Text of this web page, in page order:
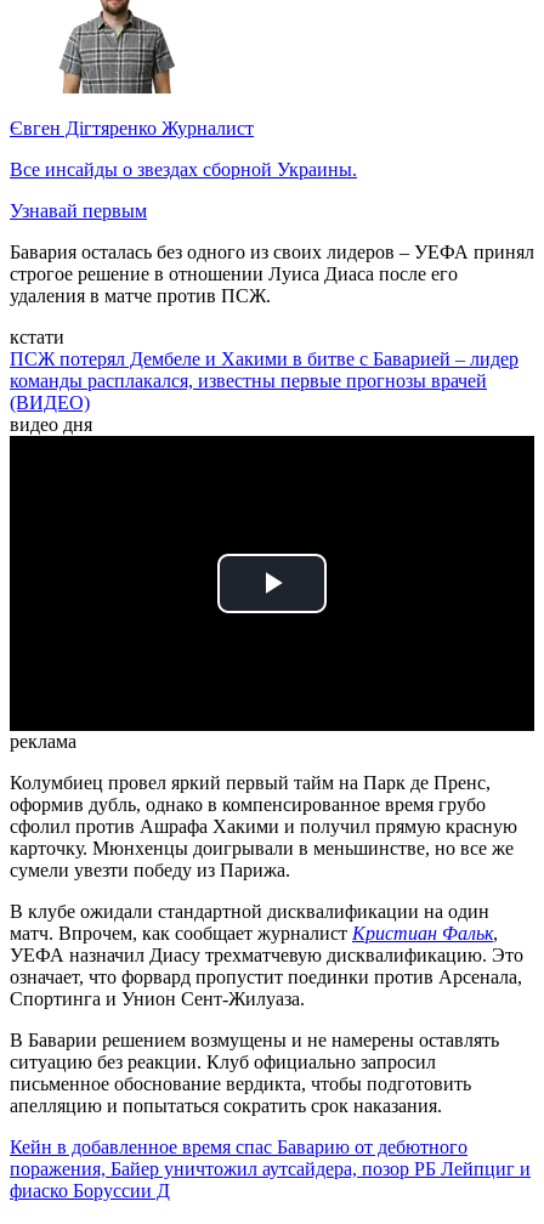
Євген Дігтяренко Журналист
Все инсайды о звездах сборной Украины.
Узнавай первым
Бавария осталась без одного из своих лидеров – УЕФА принял
строгое решение в отношении Луиса Диаса после его
удаления в матче против ПСЖ.
кстати
ПСЖ потерял Дембеле и Хакими в битве с Баварией – лидер
команды расплакался, известны первые прогнозы врачей
(ВИДЕО)
видео дня
Play
реклама
Колумбиец провел яркий первый тайм на Парк де Пренс,
оформив дубль, однако в компенсированное время грубо
сфолил против Ашрафа Хакими и получил прямую красную
карточку. Мюнхенцы доигрывали в меньшинстве, но все же
сумели увезти победу из Парижа.
В клубе ожидали стандартной дисквалификации на один
матч. Впрочем, как сообщает журналист Кристиан Фальк,
УЕФА назначил Диасу трехматчевую дисквалификацию. Это
означает, что форвард пропустит поединки против Арсенала,
Спортинга и Унион Сент-Жилуаза.
В Баварии решением возмущены и не намерены оставлять
ситуацию без реакции. Клуб официально запросил
письменное обоснование вердикта, чтобы подготовить
апелляцию и попытаться сократить срок наказания.
Кейн в добавленное время спас Баварию от дебютного
поражения, Байер уничтожил аутсайдера, позор РБ Лейпциг и
фиаско Боруссии Д